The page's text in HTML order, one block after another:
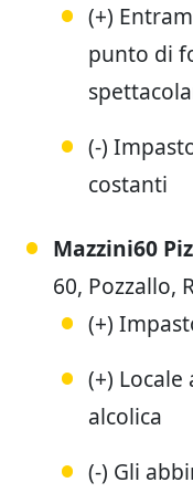
(+)
punto di
(-)
costanti
Mazzini60
60, Pozzallo,
(+)
(+)
alcolica
(-) Gli